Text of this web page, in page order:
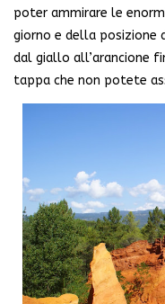
poter ammirare le
giorno e della posizione
dal giallo all’arancione
tappa che non potete